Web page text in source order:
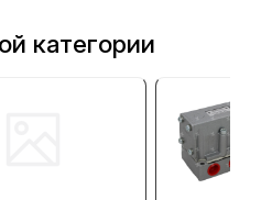
категории